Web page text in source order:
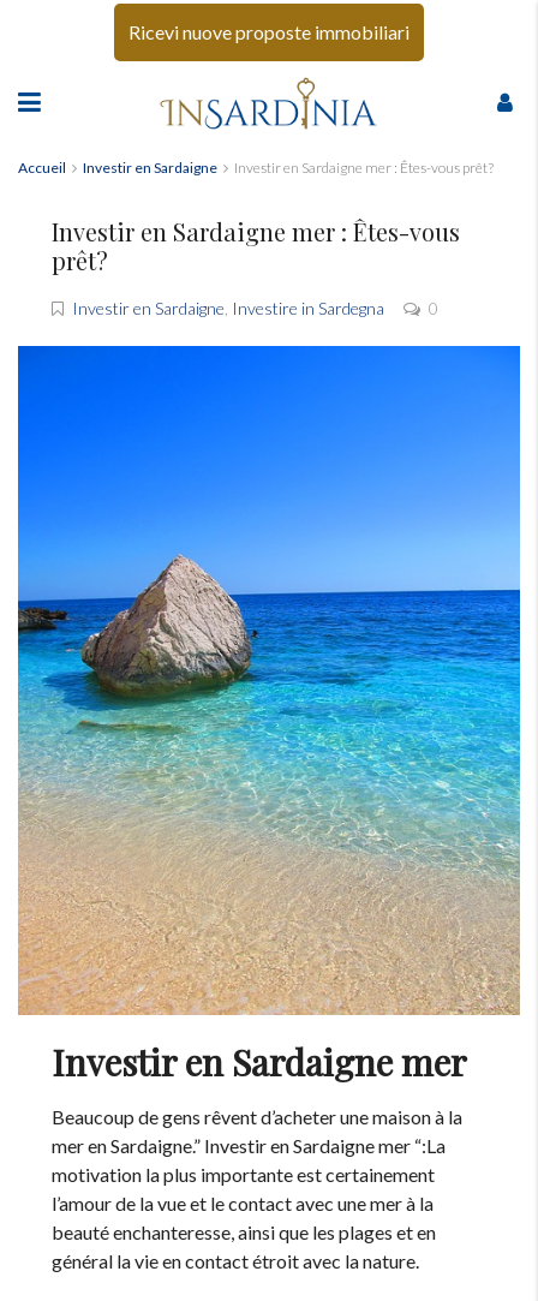
Ricevi nuove proposte immobiliari
Accueil Investir en Sardaigne Investir en Sardaigne mer : Êtes-vous prêt?
Investir en Sardaigne mer : Êtes-vous
prêt?
Investir en Sardaigne Investire in Sardegna 0
Investir en Sardaigne mer
Beaucoup de gens rêvent d’acheter une maison à la
mer en Sardaigne.” Investir en Sardaigne mer “:La
motivation la plus importante est certainement
l’amour de la vue et le contact avec une mer à la
beauté enchanteresse, ainsi que les plages et en
général la vie en contact étroit avec la nature.